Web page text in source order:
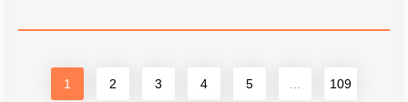
1 2 3 4 5 109